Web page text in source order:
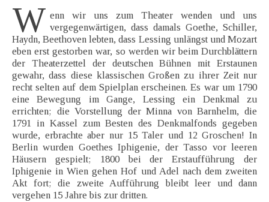
W enn wir uns zum Theater wenden und uns
vergegenwärtigen, dass damals Goethe, Schiller,
Haydn, Beethoven lebten, dass Lessing unlängst und Mozart
eben erst gestorben war, so werden wir beim Durchblättern
der Theaterzettel der deutschen Bühnen mit Erstaunen
gewahr, dass diese klassischen Großen zu ihrer Zeit nur
recht selten auf dem Spielplan erscheinen. Es war um 1790
eine Bewegung im Gange, Lessing ein Denkmal zu
errichten; die Vorstellung der Minna von Barnhelm, die
1791 in Kassel zum Besten des Denkmalfonds gegeben
wurde, erbrachte aber nur 15 Taler und 12 Groschen! In
Berlin wurden Goethes Iphigenie, der Tasso vor leeren
Häusern gespielt; 1800 bei der Erstaufführung der
Iphigenie in Wien gehen Hof und Adel nach dem zweiten
Akt fort; die zweite Aufführung bleibt leer und dann
vergehen 15 Jahre bis zur dritten.